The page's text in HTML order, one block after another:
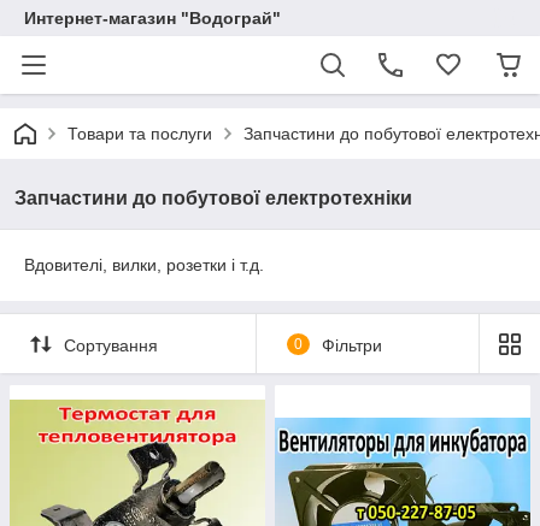
Интернет-магазин "Водограй"
Товари та послуги Запчастини до побутової
Запчастини до побутової електротехніки
Вдовителі, вилки, розетки і т.д.
Сортування 0 Фільтри